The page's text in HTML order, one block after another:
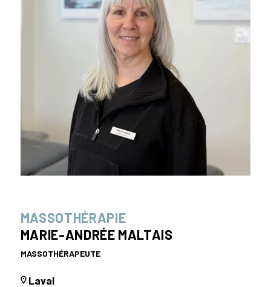
MASSOTHÉRAPIE
MARIE-ANDRÉE MALTAIS
MASSOTHÉRAPEUTE
Laval